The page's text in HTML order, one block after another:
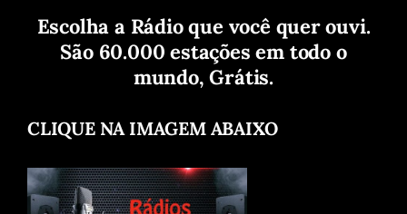
Escolha a Rádio que você quer ouvi.
São 60.000 estações em todo o
mundo, Grátis.
CLIQUE NA IMAGEM ABAIXO